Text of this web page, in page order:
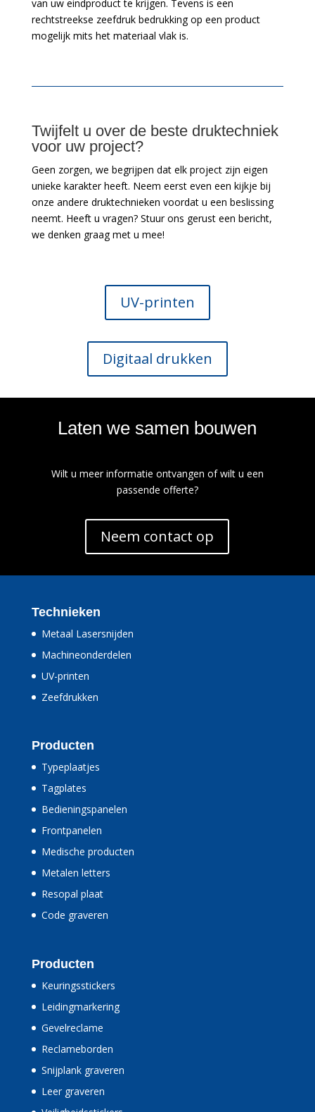
van uw eindproduct te krijgen. Tevens is een
rechtstreekse zeefdruk bedrukking op een product
mogelijk mits het materiaal vlak is.
Twijfelt u over de beste druktechniek
voor uw project?
Geen zorgen, we begrijpen dat elk project zijn eigen
unieke karakter heeft. Neem eerst even een kijkje bij
onze andere druktechnieken voordat u een beslissing
neemt. Heeft u vragen? Stuur ons gerust een bericht,
we denken graag met u mee!
UV-printen
Digitaal drukken
Laten we samen bouwen
Wilt u meer informatie ontvangen of wilt u een
passende offerte?
Neem contact op
Technieken
Metaal Lasersnijden
Machineonderdelen
UV-printen
Zeefdrukken
Producten
Typeplaatjes
Tagplates
Bedieningspanelen
Frontpanelen
Medische producten
Metalen letters
Resopal plaat
Code graveren
Producten
Keuringsstickers
Leidingmarkering
Gevelreclame
Reclameborden
Snijplank graveren
Leer graveren